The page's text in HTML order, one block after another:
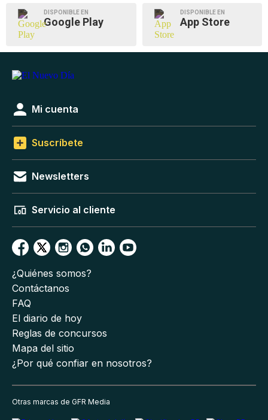
DISPONIBLE EN
Google Play
DISPONIBLE EN
App Store
Mi cuenta
Suscríbete
Newsletters
Servicio al cliente
¿Quiénes somos?
Contáctanos
FAQ
El diario de hoy
Reglas de concursos
Mapa del sitio
¿Por qué confiar en nosotros?
Otras marcas de GFR Media